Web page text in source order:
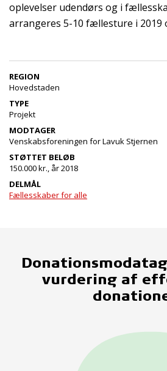
oplevelser udendørs og i
arrangeres 5-10 fællesture i 2019
REGION
Hovedstaden
TYPE
Projekt
MODTAGER
Venskabsforeningen for Lavuk Stjernen
STØTTET BELØB
150.000 kr., år 2018
DELMÅL
Fællesskaber for alle
vurdering af